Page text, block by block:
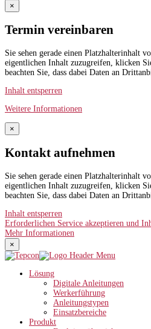
×
Termin vereinbaren
Sie sehen gerade einen Platzhalterinhalt
eigentlichen Inhalt zuzugreifen, klicken
beachten Sie, dass dabei Daten an
Inhalt entsperren
Weitere Informationen
×
Kontakt aufnehmen
Sie sehen gerade einen Platzhalterinhalt
eigentlichen Inhalt zuzugreifen, klicken
beachten Sie, dass dabei Daten an
Inhalt entsperren
Erforderlichen Service akzeptieren und
Mehr Informationen
×
Lösung
Digitale Anleitungen
Werkerführung
Anleitungstypen
Einsatzbereiche
Produkt